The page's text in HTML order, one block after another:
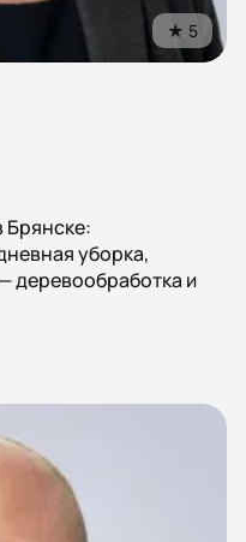
★ 5
Брянске:
уборка,
деревообработка и